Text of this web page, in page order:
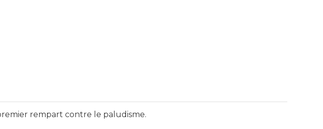
rempart contre le paludisme.